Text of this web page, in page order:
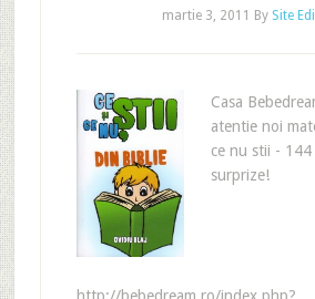
martie 3, 2011 By Site
Casa
atentie noi
ce nu stii -
surprize!